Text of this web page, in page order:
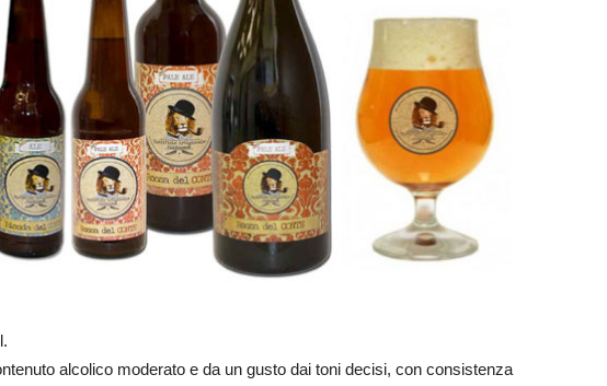
alcolico moderato e da un gusto dai toni decisi, con consistenza